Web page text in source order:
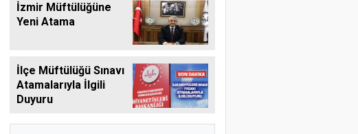
İzmir Müftülüğüne
Yeni Atama
İlçe Müftülüğü Sınavı
Atamalarıyla İlgili
Duyuru